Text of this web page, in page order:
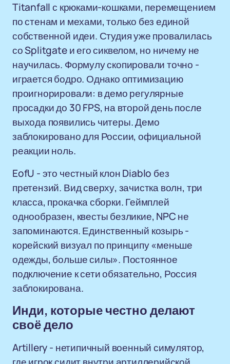
Titanfall с крюками-кошками, перемещением
по стенам и мехами, только без единой
собственной идеи. Студия уже провалилась
со Splitgate и его сиквелом, но ничему не
научилась. Формулу скопировали точно -
играется бодро. Однако оптимизацию
проигнорировали: в демо регулярные
просадки до 30 FPS, на второй день после
выхода появились читеры. Демо
заблокировано для России, официальной
реакции ноль.
EofU - это честный клон Diablo без
претензий. Вид сверху, зачистка волн, три
класса, прокачка сборки. Геймплей
однообразен, квесты безликие, NPC не
запоминаются. Единственный козырь -
корейский визуал по принципу «меньше
одежды, больше силы». Постоянное
подключение к сети обязательно, Россия
заблокирована.
Инди, которые честно делают
своё дело
Artillery - нетипичный военный симулятор,